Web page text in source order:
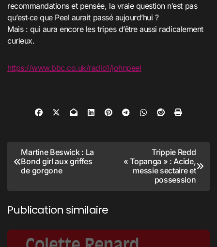
recommandations et pensée, la vraie question n’est pas
qu’est‑ce que Peel aurait passé aujourd’hui ?
Mais : qui aura encore les tripes d’être aussi radicalement
curieux.
https://www.bbc.co.uk/radio1/johnpeel
Navigation
de
Martine Beswick : La
Bond girl aux griffes
de gorgone
Trippie Redd
« Topanga » : Acide,
messie sectaire et
possession
Publication similaire